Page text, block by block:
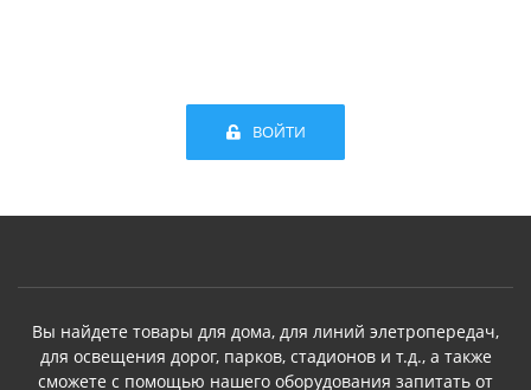
ВОЙТИ
Вы найдете товары для дома, для линий элетропередач,
для освещения дорог, парков, стадионов и т.д., а также
сможете с помощью нашего оборудования запитать от